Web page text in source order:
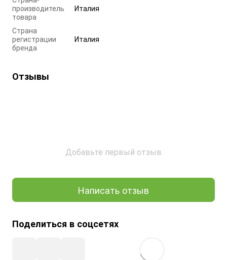
производитель
товара
Италия
Страна
регистрации
бренда
Италия
Отзывы
Добавьте первый отзыв
Написать отзыв
Поделиться в соцсетях